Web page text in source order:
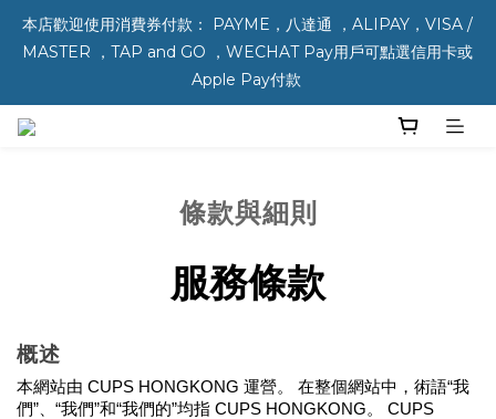
本店歡迎使用消費券付款： PAYME，八達通 ，ALIPAY，VISA /
MASTER ，TAP and GO ，WECHAT Pay用戶可點選信用卡或
Apple Pay付款
條款與細則
服務條款
概述
本網站由 CUPS HONGKONG 運營。 在整個網站中，術語“我
們”、“我們”和“我們的”均指 CUPS HONGKONG。 CUPS